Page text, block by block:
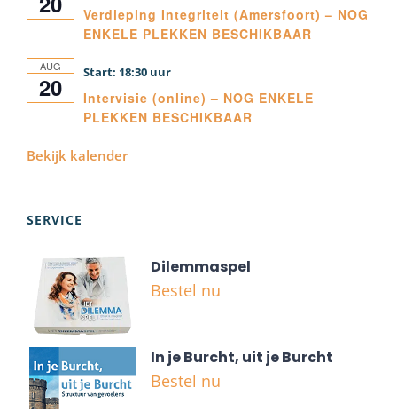
Verdieping Integriteit (Amersfoort) – NOG
ENKELE PLEKKEN BESCHIKBAAR
AUG
20 18:30
Intervisie (online) – NOG ENKELE
PLEKKEN BESCHIKBAAR
Bekijk kalender
SERVICE
Dilemmaspel
Bestel nu
In je Burcht, uit je Burcht
Bestel nu